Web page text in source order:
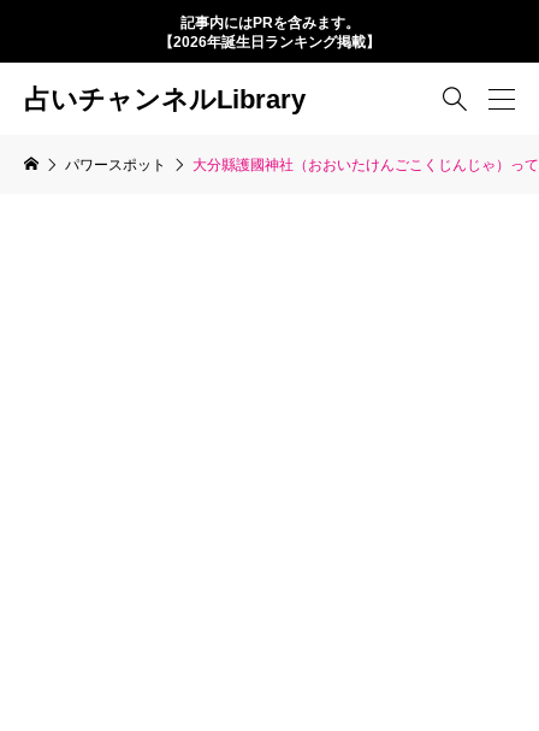
記事内にはPRを含みます。
【2026年誕生日ランキング掲載】
占いチャンネルLibrary 
パワースポット 大分縣護國神社（おおいたけんごこくじんじゃ）っ